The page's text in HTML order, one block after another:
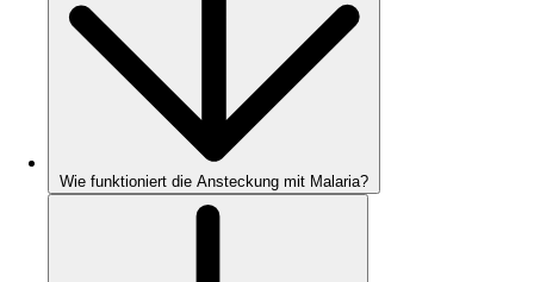
Wie funktioniert die Ansteckung mit Malaria?